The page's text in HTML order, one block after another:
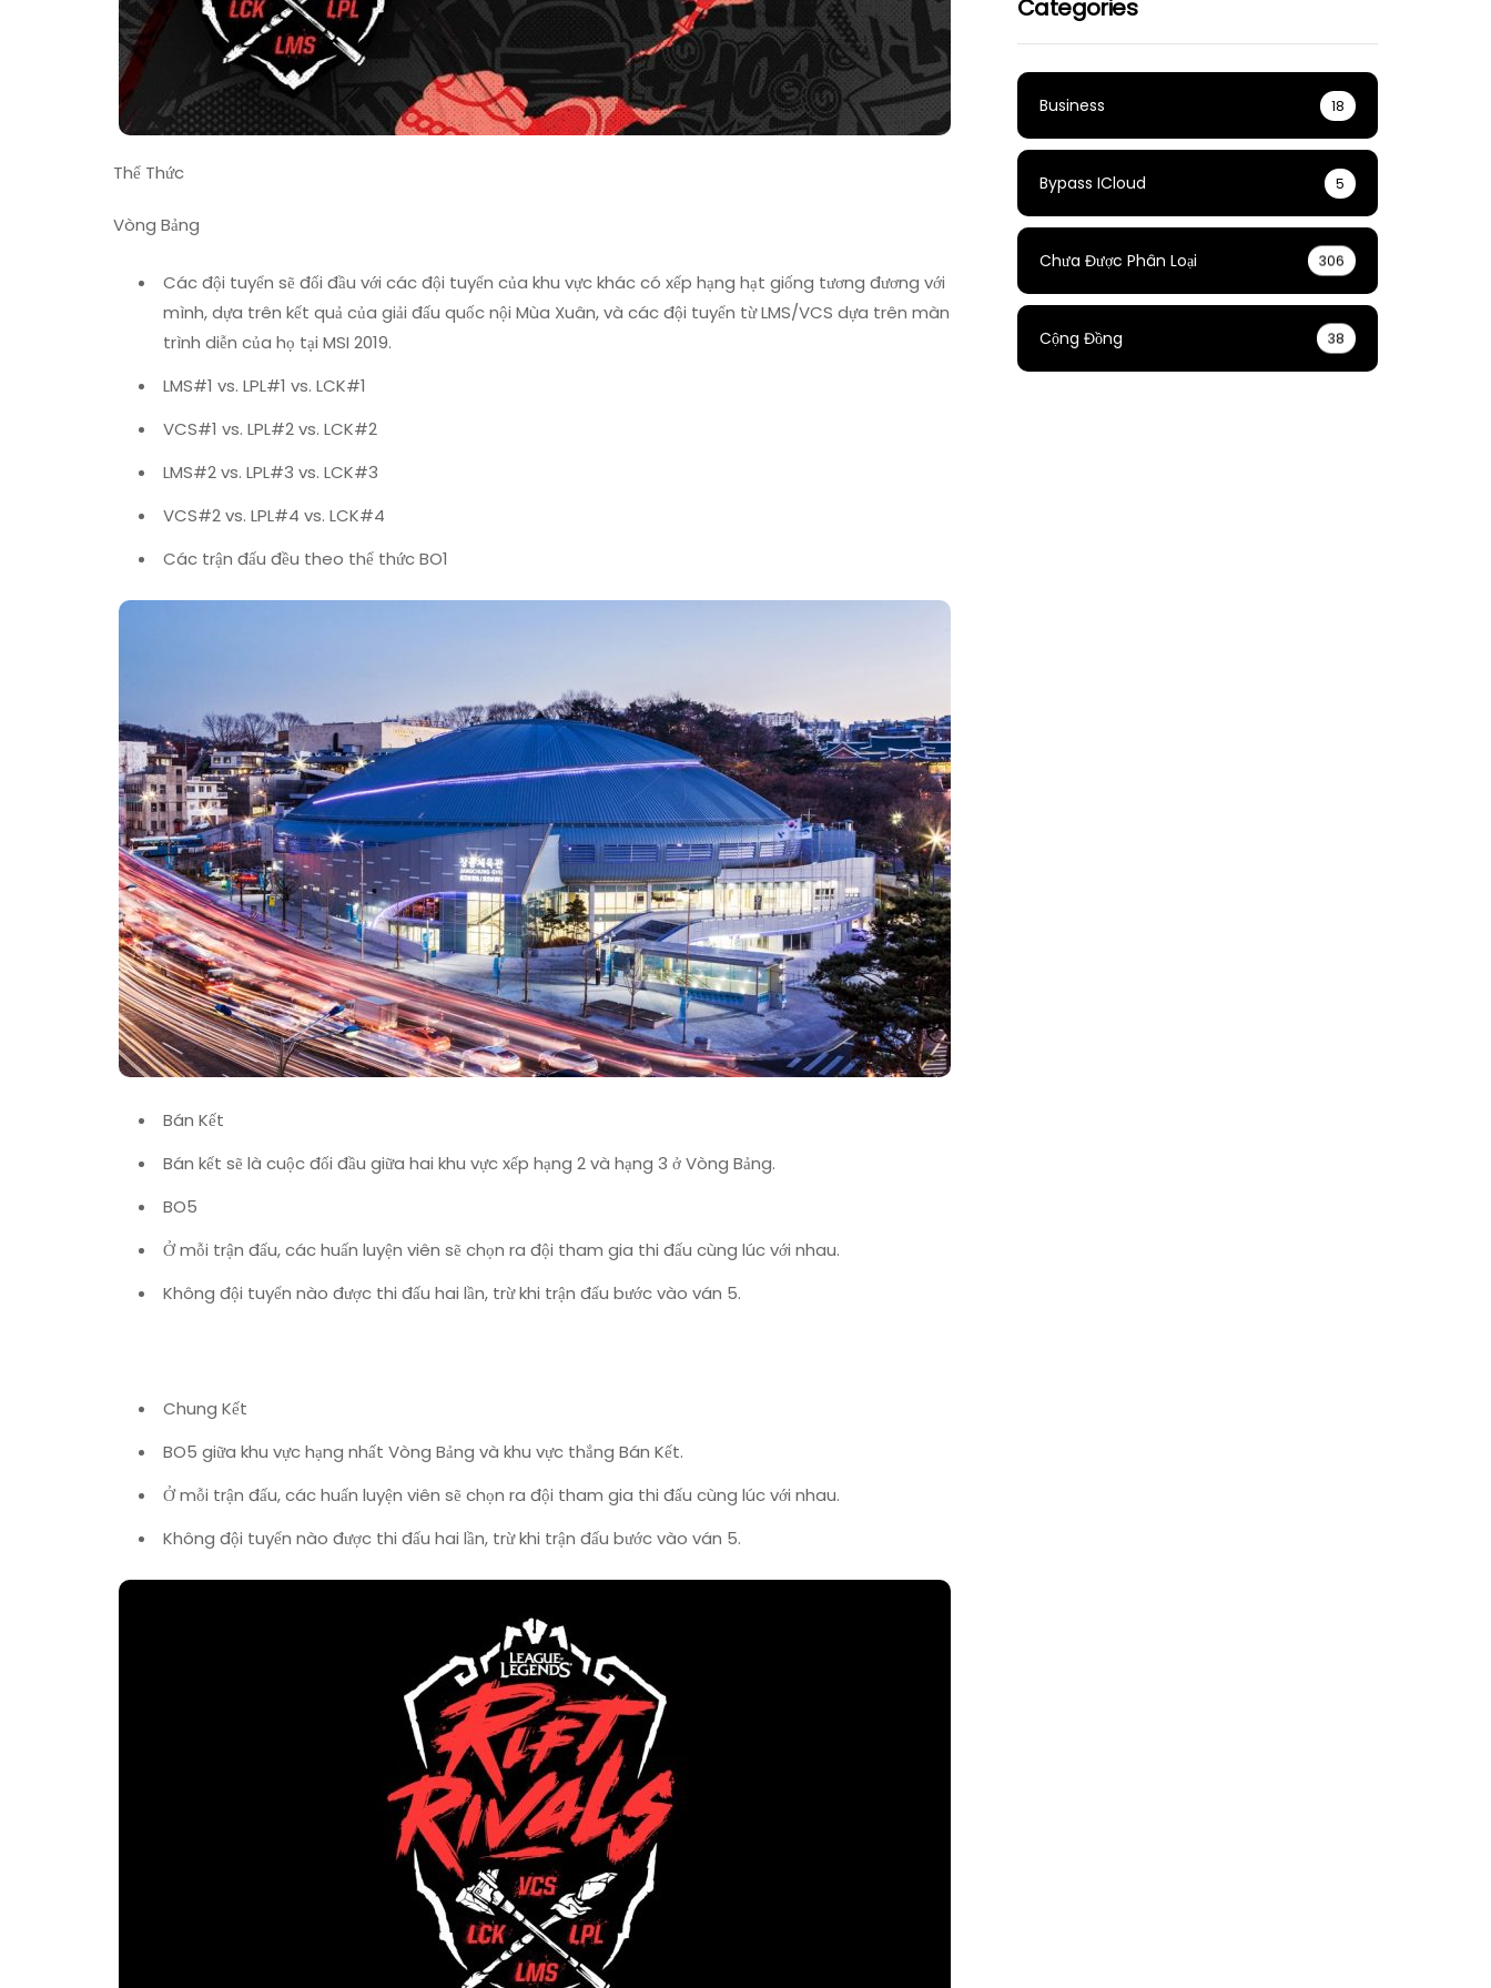
Thể Thức
Vòng Bảng
Các đội tuyển sẽ đối đầu với các đội tuyển của khu vực khác có xếp hạng hạt giống tương đương với
mình, dựa trên kết quả của giải đấu quốc nội Mùa Xuân, và các đội tuyển từ LMS/VCS dựa trên màn
trình diễn của họ tại MSI 2019.
LMS#1 vs. LPL#1 vs. LCK#1
VCS#1 vs. LPL#2 vs. LCK#2
LMS#2 vs. LPL#3 vs. LCK#3
VCS#2 vs. LPL#4 vs. LCK#4
Các trận đấu đều theo thể thức BO1
Bán Kết
Bán kết sẽ là cuộc đối đầu giữa hai khu vực xếp hạng 2 và hạng 3 ở Vòng Bảng.
BO5
Ở mỗi trận đấu, các huấn luyện viên sẽ chọn ra đội tham gia thi đấu cùng lúc với nhau.
Không đội tuyển nào được thi đấu hai lần, trừ khi trận đấu bước vào ván 5.
Chung Kết
BO5 giữa khu vực hạng nhất Vòng Bảng và khu vực thắng Bán Kết.
Ở mỗi trận đấu, các huấn luyện viên sẽ chọn ra đội tham gia thi đấu cùng lúc với nhau.
Không đội tuyển nào được thi đấu hai lần, trừ khi trận đấu bước vào ván 5.
Categories
Business 18
Bypass ICloud 5
Chưa Được Phân Loại 306
Cộng Đồng 38